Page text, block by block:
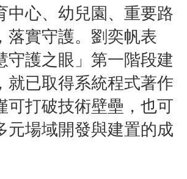
中心、幼兒園、重要路
落實守護。劉奕帆表
守護之眼」第一階段建
就已取得系統程式著作
可打破技術壁壘，也可
元場域開發與建置的成